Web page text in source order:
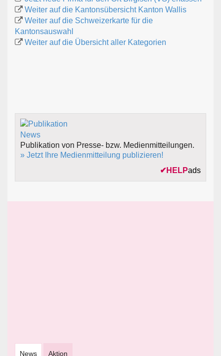
Weiter auf die Kantonsübersicht Kanton Wallis
Weiter auf die Schweizerkarte für die
Kantonsauswahl
Weiter auf die Übersicht aller Kategorien
Publikation von Presse- bzw. Medienmitteilungen.
» Jetzt Ihre Medienmitteilung publizieren!
✔ HELPads
News Aktion